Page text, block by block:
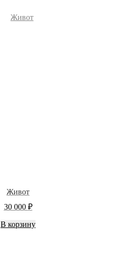
Живот
30 000 ₽
В корзину